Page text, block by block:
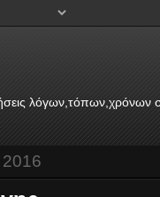
2016